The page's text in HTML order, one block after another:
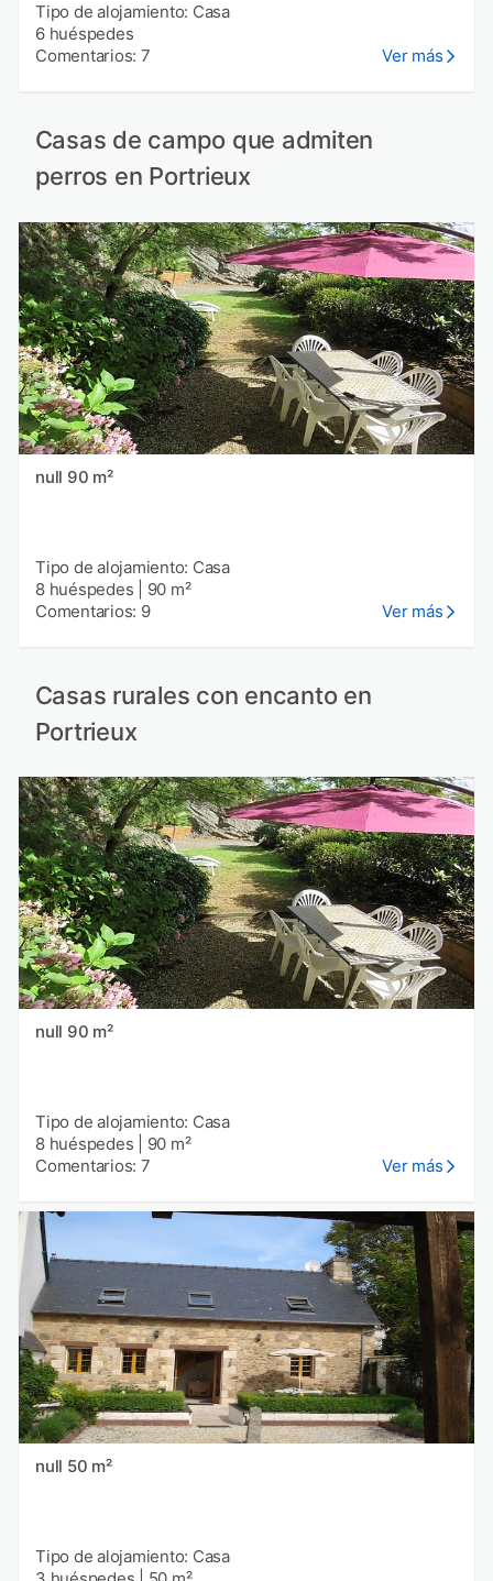
Tipo de alojamiento: Casa
6 huéspedes
Comentarios: 7
Ver más
Casas de campo que admiten
perros en Portrieux
null 90 m²
Tipo de alojamiento: Casa
8 huéspedes
90 m²
Comentarios: 9
Ver más
Casas rurales con encanto en
Portrieux
null 90 m²
Tipo de alojamiento: Casa
8 huéspedes
90 m²
Comentarios: 7
Ver más
null 50 m²
Tipo de alojamiento: Casa